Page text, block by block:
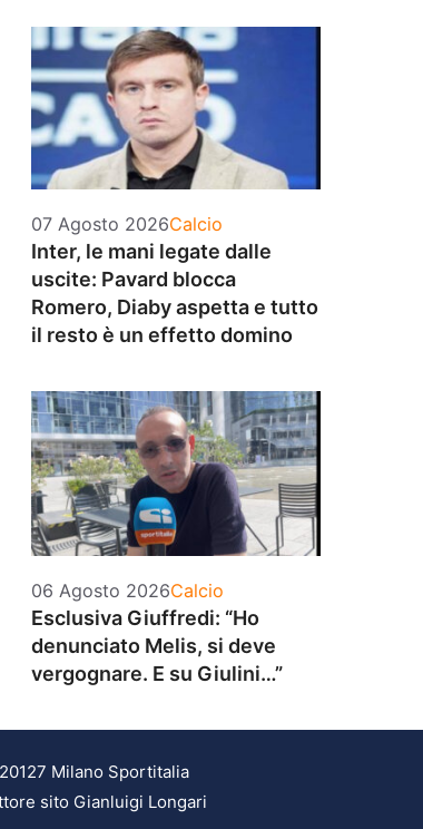
07 Agosto 2026Categorie
Calcio
Inter, le mani legate dalle
uscite: Pavard blocca
Romero, Diaby aspetta e tutto
il resto è un effetto domino
06 Agosto 2026Categorie
Calcio
Esclusiva Giuffredi: “Ho
denunciato Melis, si deve
vergognare. E su Giulini…”
Milano Sportitalia
sito Gianluigi Longari